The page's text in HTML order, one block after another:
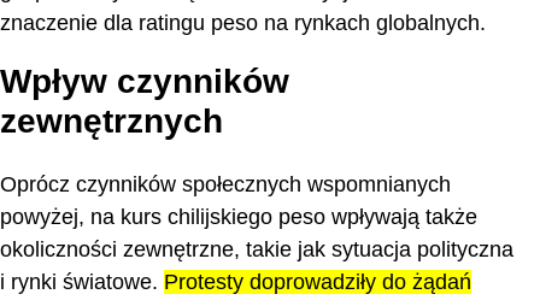
znaczenie dla ratingu peso na rynkach globalnych.
Wpływ czynników
zewnętrznych
Oprócz czynników społecznych wspomnianych
powyżej, na kurs chilijskiego peso wpływają także
okoliczności zewnętrzne, takie jak sytuacja polityczna
i rynki światowe. Protesty doprowadziły do żądań